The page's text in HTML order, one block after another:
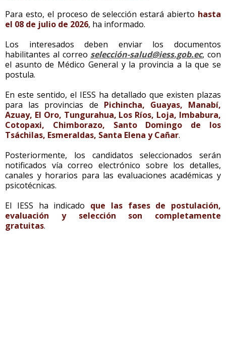
Para esto, el proceso de selección estará abierto hasta
el 08 de julio de 2026, ha informado.
Los interesados deben enviar los documentos
habilitantes al correo selección-salud@iess.gob.ec, con
el asunto de Médico General y la provincia a la que se
postula.
En este sentido, el IESS ha detallado que existen plazas
para las provincias de Pichincha, Guayas, Manabí,
Azuay, El Oro, Tungurahua, Los Ríos, Loja, Imbabura,
Cotopaxi, Chimborazo, Santo Domingo de los
Tsáchilas, Esmeraldas, Santa Elena y Cañar.
Posteriormente, los candidatos seleccionados serán
notificados vía correo electrónico sobre los detalles,
canales y horarios para las evaluaciones académicas y
psicotécnicas.
El IESS ha indicado que las fases de postulación,
evaluación y selección son completamente
gratuitas.